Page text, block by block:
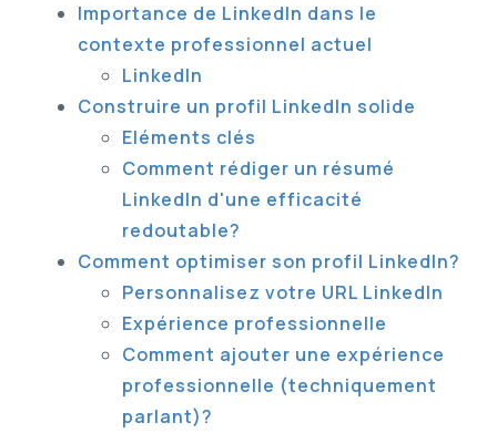
Importance de LinkedIn dans le
contexte professionnel actuel
LinkedIn
Construire un profil LinkedIn solide
Eléments clés
Comment rédiger un résumé
LinkedIn d'une efficacité
redoutable?
Comment optimiser son profil LinkedIn?
Personnalisez votre URL LinkedIn
Expérience professionnelle
Comment ajouter une expérience
professionnelle (techniquement
parlant)?